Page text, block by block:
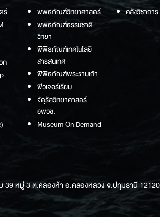
ร์
ก
พิพิธภัณฑ์วิทยาศาสตร์
พิพิธภัณฑ์ธรรมชาติ
วิทยา
พิพิธภัณฑ์เทคโนโลยี
สารสนเทศ
พิพิธภัณฑ์พระรามเก้า
ฟิวเจอร์เรียม
จัตุรัสวิทยาศาสตร์
อพวช.
Museum On Demand
คลังวิชาการ
39 หมู่ 3 ต.คลองห้า อ.คลองหลวง จ.ปทุมธานี 12120